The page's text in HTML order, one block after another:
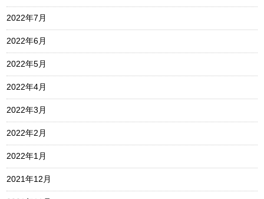
2022年7月
2022年6月
2022年5月
2022年4月
2022年3月
2022年2月
2022年1月
2021年12月